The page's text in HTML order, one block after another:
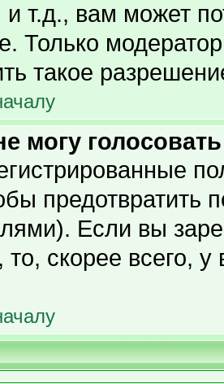
т.д., вам может
Только
такое
могу
предотвратить
Если вы
то, скорее всего,